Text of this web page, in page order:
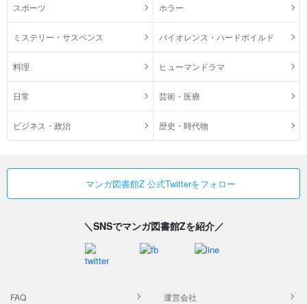
スポーツ ホラー
ミステリー・サスペンス バイオレンス・ハードボイルド
料理 ヒューマンドラマ
日常 芸術・医療
ビジネス・政治 歴史・時代物
マンガ図書館Z 公式Twitterをフォロー
＼SNSでマンガ図書館Zを紹介／
FAQ 運営会社